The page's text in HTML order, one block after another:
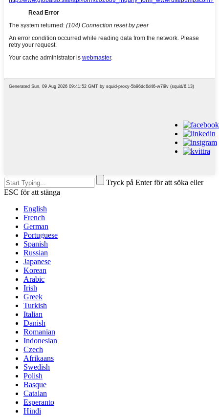
Tryck på Enter för att söka eller
ESC för att stänga
English
French
German
Portuguese
Spanish
Russian
Japanese
Korean
Arabic
Irish
Greek
Turkish
Italian
Danish
Romanian
Indonesian
Czech
Afrikaans
Swedish
Polish
Basque
Catalan
Esperanto
Hindi